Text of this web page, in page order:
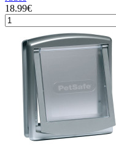
18.99€